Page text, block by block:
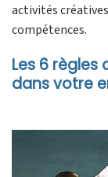
activités
compétences.
Les 6
dans votre